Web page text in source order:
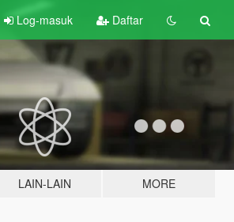
Log-masuk Daftar
LAIN-LAIN MORE